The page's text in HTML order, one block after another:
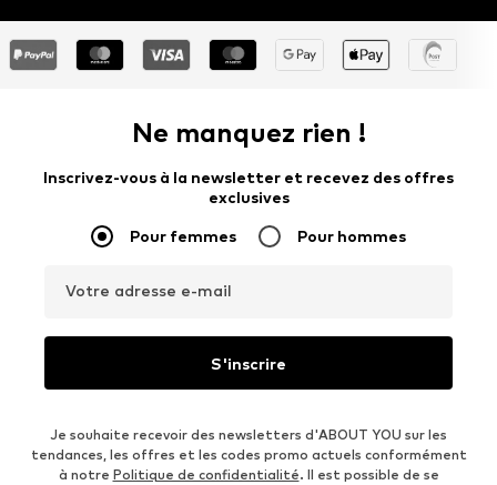
Ne manquez rien !
Inscrivez-vous à la newsletter et recevez des offres
exclusives
Pour femmes Pour hommes
Votre adresse e-mail
S'inscrire
Je souhaite recevoir des newsletters d'ABOUT YOU sur les
tendances, les offres et les codes promo actuels conformément
à notre Politique de confidentialité. Il est possible de se